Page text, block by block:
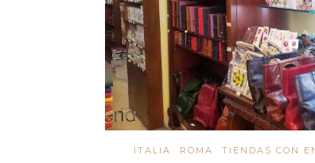
ITALIA ROMA TIENDAS CON